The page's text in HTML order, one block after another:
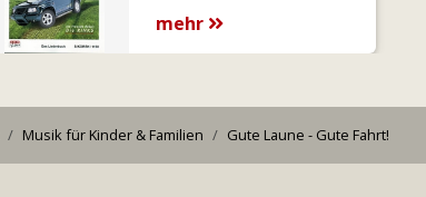
mehr
Musik für Kinder & Familien Gute Laune - Gute Fahrt!